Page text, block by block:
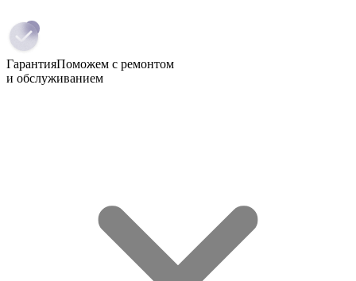
ГарантияПоможем с ремонтом
и обслуживанием